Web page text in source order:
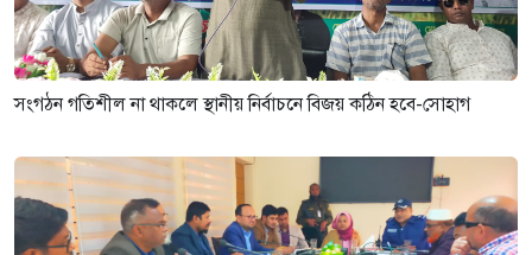
সংগঠন গতিশীল না থাকলে স্থানীয় নির্বাচনে বিজয় কঠিন হবে-সোহাগ